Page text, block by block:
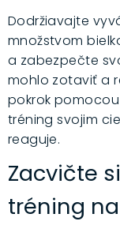
Dodržiavajte
množstvom
a zabezpečte
mohlo zotaviť a
pokrok
tréning svojim
reaguje.
Zacvičte
tréning